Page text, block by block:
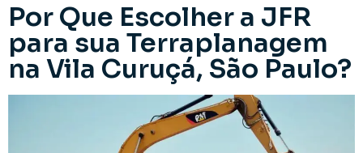
Por Que Escolher a JFR
para sua Terraplanagem
na Vila Curuçá, São Paulo?